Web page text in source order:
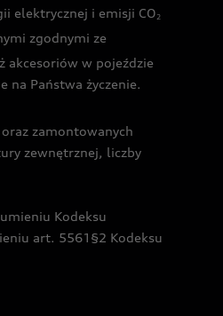
elektrycznej i emisji CO2
zgodnymi ze
akcesoriów w pojeździe
na Państwa życzenie.
zamontowanych
zewnętrznej, liczby
Kodeksu
art. 5561§2 Kodeksu